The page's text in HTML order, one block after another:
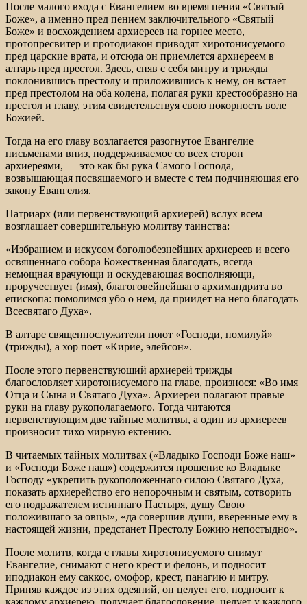
После малого входа с Евангелием во время пения «Святый
Боже», а именно пред пением заключительного «Святый
Боже» и восхождением архиереев на горнее место,
протопресвитер и протодиакон приводят хиротонисуемого
пред царские врата, и отсюда он приемлется архиереем в
алтарь пред престол. Здесь, сняв с себя митру и трижды
поклонившись престолу и приложившись к нему, он встает
пред престолом на оба колена, полагая руки крестообразно на
престол и главу, этим свидетельствуя свою покорность воле
Божией.
Тогда на его главу возлагается разогнутое Евангелие
письменами вниз, поддерживаемое со всех сторон
архиереями, — это как бы рука Самого Господа,
возвышающая посвящаемого и вместе с тем подчиняющая его
закону Евангелия.
Патриарх (или первенствующий архиерей) вслух всем
возглашает совершительную молитву таинства:
«Избранием и искусом боголюбезнейших архиереев и всего
освященнаго собора Божественная благодать, всегда
немощная врачующи и оскудевающая восполняющи,
проручествует (имя), благоговейнейшаго архимандрита во
епископа: помолимся убо о нем, да приидет на него благодать
Всесвятаго Духа».
В алтаре священнослужители поют «Господи, помилуй»
(трижды), а хор поет «Кирие, элейсон».
После этого первенствующий архиерей трижды
благословляет хиротонисуемого на главе, произнося: «Во имя
Отца и Сына и Святаго Духа». Архиереи полагают правые
руки на главу рукополагаемого. Тогда читаются
первенствующим две тайные молитвы, а один из архиереев
произносит тихо мирную ектению.
В читаемых тайных молитвах («Владыко Господи Боже наш»
и «Господи Боже наш») содержится прошение ко Владыке
Господу «укрепить рукоположеннаго силою Святаго Духа,
показать архиерейство его непорочным и святым, сотворить
его подражателем истиннаго Пастыря, душу Свою
положившаго за овцы», «да совершив души, вверенные ему в
настоящей жизни, предстанет Престолу Божию непостыдно».
После молитв, когда с главы хиротонисуемого снимут
Евангелие, снимают с него крест и фелонь, и подносит
иподиакон ему саккос, омофор, крест, панагию и митру.
Приняв каждое из этих одеяний, он целует его, подносит к